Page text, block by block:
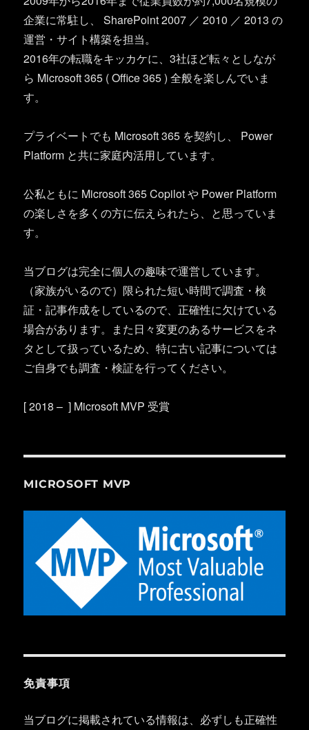
企業に常駐し、 SharePoint 2007 ／ 2010 ／ 2013 の
運営・サイト構築を担当。
2016年の転職をキッカケに、3社ほど転々としなが
ら Microsoft 365 ( Office 365 ) 全般を楽しんでいま
す。
プライベートでも Microsoft 365 を契約し、 Power
Platform と共に家庭内活用しています。
公私ともに Microsoft 365 Copilot や Power Platform
の楽しさを多くの方に伝えられたら、と思っていま
す。
当ブログは完全に個人の趣味で運営しています。
（家族がいるので）限られた短い時間で調査・検
証・記事作成をしているので、正確性に欠けている
場合があります。また日々変更のあるサービスをネ
タとして扱っているため、特に古い記事については
ご自身でも調査・検証を行ってください。
[ 2018 – ] Microsoft MVP 受賞
MICROSOFT MVP
免責事項
当ブログに掲載されている情報は、必ずしも正確性